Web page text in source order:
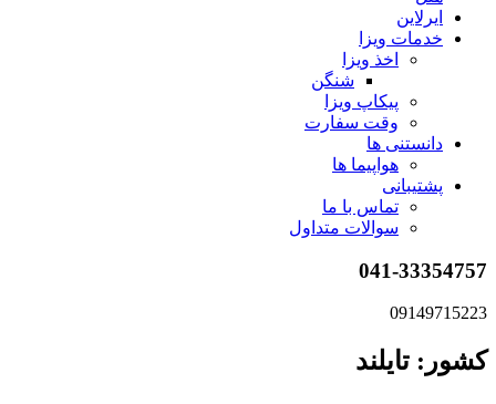
ایرلاین
خدمات ویزا
اخذ ویزا
شنگن
پیکاپ ویزا
وقت سفارت
دانستنی ها
هواپیما ها
پشتیبانی
تماس با ما
سوالات متداول
041-33354757
09149715223
کشور: تایلند